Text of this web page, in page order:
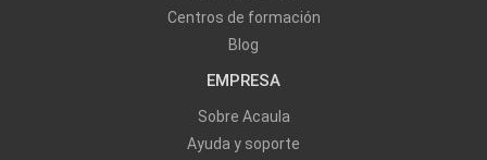
Centros de formación
Blog
EMPRESA
Sobre Acaula
Ayuda y soporte